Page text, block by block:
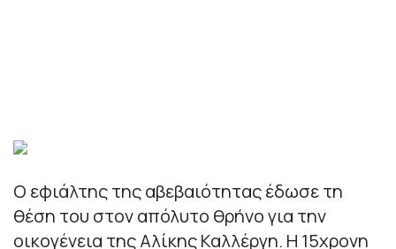
Ο εφιάλτης της αβεβαιότητας έδωσε τη
θέση του στον απόλυτο θρήνο για την
οικογένεια της Αλίκης Καλλέργη. Η 15χρονη